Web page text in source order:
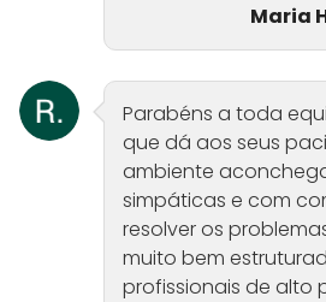
Maria
Parabéns a toda
que dá aos seus
ambiente
simpáticas e com
resolver os
muito bem
profissionais de alto